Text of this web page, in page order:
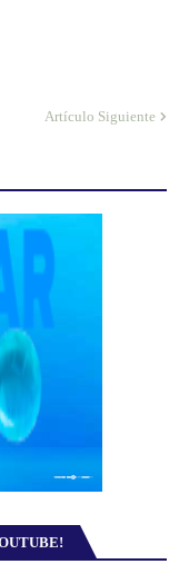
Artículo Siguiente